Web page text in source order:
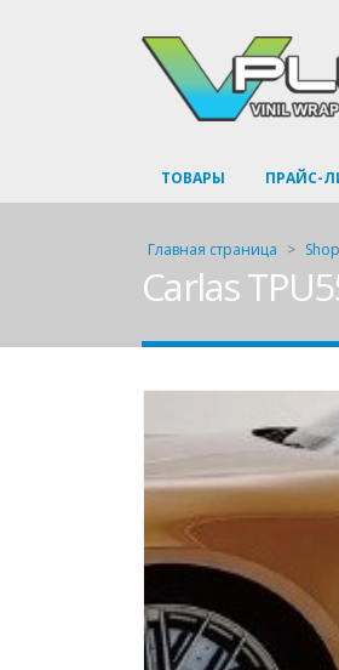
ТОВАРЫ ПРАЙС-
Главная страница > Shop
Carlas